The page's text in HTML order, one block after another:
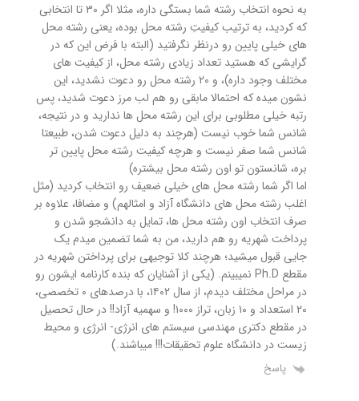
به نحوه انتخاب رشته شما بستگی داره، مثلا اگر ۳۰ تا انتخابی
که کردید، به ترتیب کیفیتِ رشته محل بوده، یعنی رشته محل
های خیلی پایین رو درنظر نگرفتید (البته با فرض این که در
گرایشی که هستید تعداد زیادی رشته محل، از کیفیت های
مختلف وجود داره)، و ۲۰ رشته محل رو دعوت نشدید، این
نشون میده که احتمالا مابقی رو هم لب مرز دعوت شدید، پس
رتبه خیلی مطلوبی برای این رشته محل ها ندارید و در نتیجه،
شانس شما خوب نیست (هرچند به دلیل دعوت شدن، طبیعتا
شانس شما صفر نیست و هرچه کیفیت رشته محل پایین تر
بره، شانستون تو اون رشته محل بیشتره)
اما اگر شما رشته محل های خیلی ضعیف رو انتخاب کردید (مثل
اغلب رشته محل های دانشگاه آزاد و امثالهم) و مضافا، علاوه بر
صرف انتخاب اون رشته محل ها، تمایل به دانشجو شدن و
پرداخت شهریه رو هم دارید، من به شما تضمین میدم یک
جایی قبول میشید؛ هرچند کلا توجیهی برای پرداختن شهریه در
مقطع Ph.D نمیبینم. (یکی از آشنایان که بنده کارنامه ایشون رو
در مراحل مختلف دیدم، از سال ۱۴۰۲، با درصدهای ۰ تخصصی،
۲۰ استعداد و ۱۰ زبان، تراز ۱۰۰۰! و سهمیه آزاد!! در حال تحصیل
در مقطع دکتری مهندسی سیستم های انرژی- انرژی و محیط
زیست در دانشگاه علوم تحقیقات!!! میباشند.)
پاسخ